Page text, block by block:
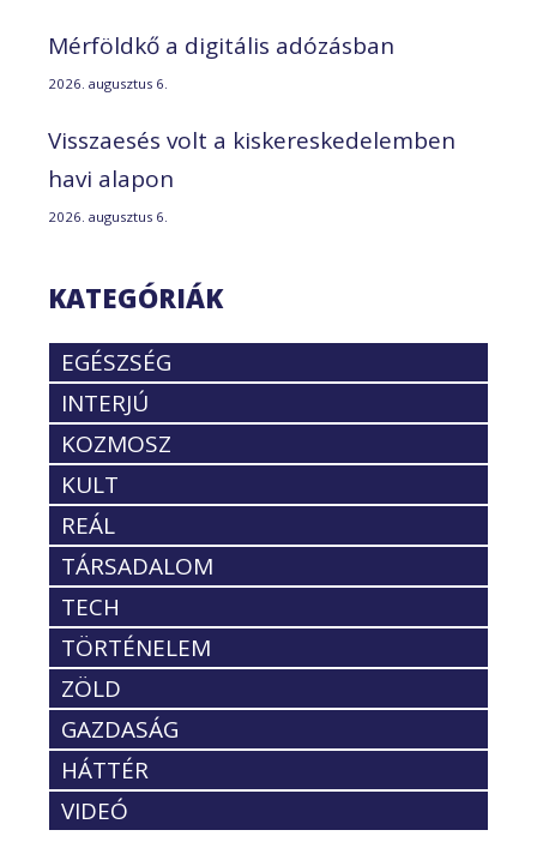
Mérföldkő a digitális adózásban
2026. augusztus 6.
Visszaesés volt a kiskereskedelemben
havi alapon
2026. augusztus 6.
KATEGÓRIÁK
EGÉSZSÉG
INTERJÚ
KOZMOSZ
KULT
REÁL
TÁRSADALOM
TECH
TÖRTÉNELEM
ZÖLD
GAZDASÁG
HÁTTÉR
VIDEÓ